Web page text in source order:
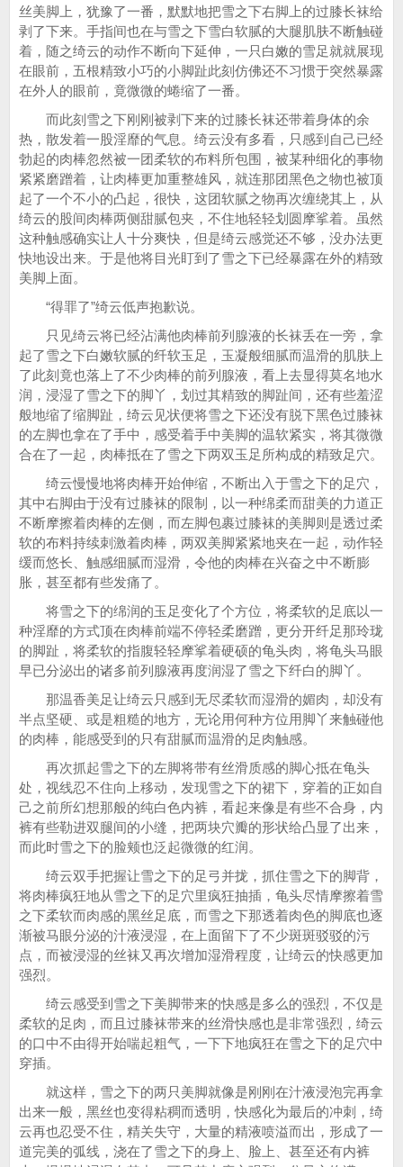
丝美脚上，犹豫了一番，默默地把雪之下右脚上的过膝长袜给
剥了下来。手指间也在与雪之下雪白软腻的大腿肌肤不断触碰
着，随之绮云的动作不断向下延伸，一只白嫩的雪足就就展现
在眼前，五根精致小巧的小脚趾此刻仿佛还不习惯于突然暴露
在外人的眼前，竟微微的蜷缩了一番。
而此刻雪之下刚刚被剥下来的过膝长袜还带着身体的余
热，散发着一股淫靡的气息。绮云没有多看，只感到自己已经
勃起的肉棒忽然被一团柔软的布料所包围，被某种细化的事物
紧紧磨蹭着，让肉棒更加重整雄风，就连那团黑色之物也被顶
起了一个不小的凸起，很快，这团软腻之物再次缠绕其上，从
绮云的股间肉棒两侧甜腻包夹，不住地轻轻划圆摩挲着。虽然
这种触感确实让人十分爽快，但是绮云感觉还不够，没办法更
快地设出来。于是他将目光盯到了雪之下已经暴露在外的精致
美脚上面。
“得罪了”绮云低声抱歉说。
只见绮云将已经沾满他肉棒前列腺液的长袜丢在一旁，拿
起了雪之下白嫩软腻的纤软玉足，玉凝般细腻而温滑的肌肤上
了此刻竟也落上了不少肉棒的前列腺液，看上去显得莫名地水
润，浸湿了雪之下的脚丫，划过其精致的脚趾间，还有些羞涩
般地缩了缩脚趾，绮云见状便将雪之下还没有脱下黑色过膝袜
的左脚也拿在了手中，感受着手中美脚的温软紧实，将其微微
合在了一起，肉棒抵在了雪之下两双玉足所构成的精致足穴。
绮云慢慢地将肉棒开始伸缩，不断出入于雪之下的足穴，
其中右脚由于没有过膝袜的限制，以一种绵柔而甜美的力道正
不断摩擦着肉棒的左侧，而左脚包裹过膝袜的美脚则是透过柔
软的布料持续刺激着肉棒，两双美脚紧紧地夹在一起，动作轻
缓而悠长、触感细腻而湿滑，令他的肉棒在兴奋之中不断膨
胀，甚至都有些发痛了。
将雪之下的绵润的玉足变化了个方位，将柔软的足底以一
种淫靡的方式顶在肉棒前端不停轻柔磨蹭，更分开纤足那玲珑
的脚趾，将柔软的指腹轻轻摩挲着硬硕的龟头肉，将龟头马眼
早已分泌出的诸多前列腺液再度润湿了雪之下纤白的脚丫。
那温香美足让绮云只感到无尽柔软而湿滑的媚肉，却没有
半点坚硬、或是粗糙的地方，无论用何种方位用脚丫来触碰他
的肉棒，能感受到的只有甜腻而温滑的足肉触感。
再次抓起雪之下的左脚将带有丝滑质感的脚心抵在龟头
处，视线忍不住向上移动，发现雪之下的裙下，穿着的正如自
己之前所幻想那般的纯白色内裤，看起来像是有些不合身，内
裤有些勒进双腿间的小缝，把两块穴瓣的形状给凸显了出来，
而此时雪之下的脸颊也泛起微微的红润。
绮云双手把握让雪之下的足弓并拢，抓住雪之下的脚背，
将肉棒疯狂地从雪之下的足穴里疯狂抽插，龟头尽情摩擦着雪
之下柔软而肉感的黑丝足底，而雪之下那透着肉色的脚底也逐
渐被马眼分泌的汁液浸湿，在上面留下了不少斑斑驳驳的污
点，而被浸湿的丝袜又再次增加湿滑程度，让绮云的快感更加
强烈。
绮云感受到雪之下美脚带来的快感是多么的强烈，不仅是
柔软的足肉，而且过膝袜带来的丝滑快感也是非常强烈，绮云
的口中不由得开始喘起粗气，一下下地疯狂在雪之下的足穴中
穿插。
就这样，雪之下的两只美脚就像是刚刚在汁液浸泡完再拿
出来一般，黑丝也变得粘稠而透明，快感化为最后的冲刺，绮
云再也忍受不住，精关失守，大量的精液喷溢而出，形成了一
道完美的弧线，浇在了雪之下的身上、脸上、甚至还有内裤